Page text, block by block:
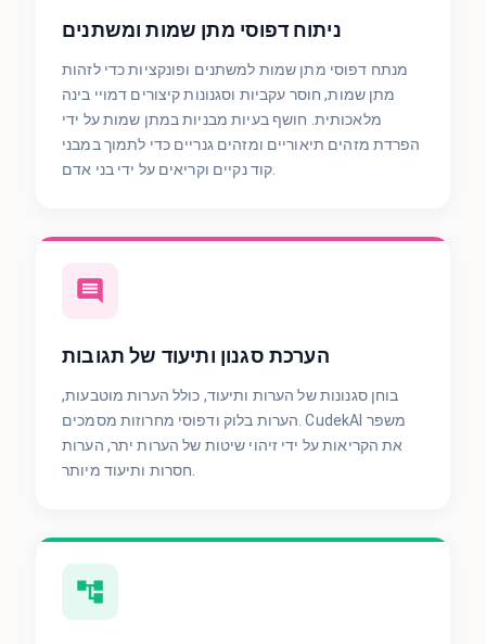
ניתוח דפוסי מתן שמות ומשתנים
מנתח דפוסי מתן שמות למשתנים ופונקציות כדי לזהות
מתן שמות, חוסר עקביות וסגנונות קיצורים דמויי בינה
מלאכותית. חושף בעיות מבניות במתן שמות על ידי
הפרדת מזהים תיאוריים ומזהים גנריים כדי לתמוך במבני
הערכת סגנון ותיעוד של תגובות
בוחן סגנונות של הערות ותיעוד, כולל הערות מוטבעות,
הערות בלוק ודפוסי מחרוזות מסמכים. CudekAI משפר
את הקריאות על ידי זיהוי שיטות של הערות יתר, הערות